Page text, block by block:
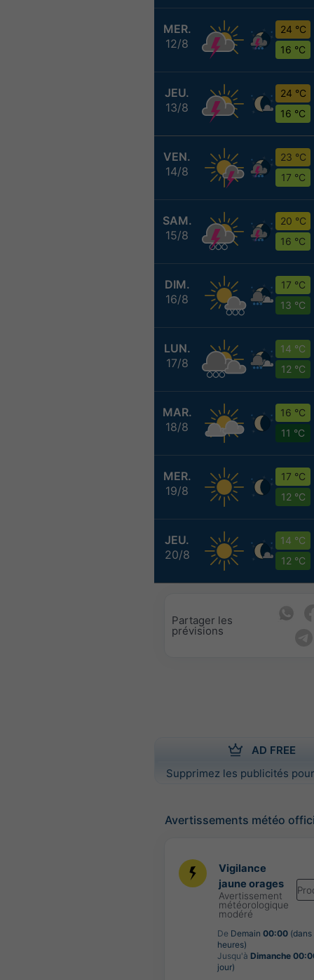
MER.
12/8
24 °C
16 °C
JEU.
13/8
24 °C
16 °C
VEN.
14/8
23 °C
17 °C
SAM.
15/8
20 °C
16 °C
DIM.
16/8
17 °C
13 °C
LUN.
17/8
14 °C
12 °C
MAR.
18/8
16 °C
11 °C
MER.
19/8
17 °C
12 °C
JEU.
20/8
14 °C
12 °C
Partager les
prévisions
AD FREE
Supprimez les publicités
Avertissements météo
Vigilance
jaune orages
Avertissement
météorologique
modéré
De Demain 00:00 (dans
heures)
Jusqu'à Dimanche
jour)